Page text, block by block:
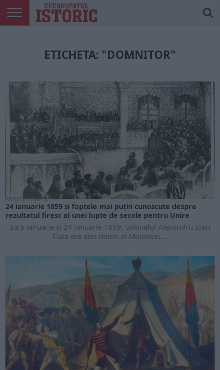
TIPĂRITEETICHETA: "DOMNITOR"
ARTICOLE ONLINE
24 ianuarie 1859 și faptele mai puțin cunoscute despre
rezultatul firesc al unei lupte de secole pentru Unire
La 5 ianuarie și 24 ianuarie 1859, colonelul Alexandru Ioan
Cuza era ales domn al Moldovei,...